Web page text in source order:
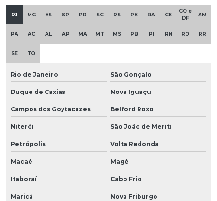
RJ MG ES SP PR SC RS PE BA CE
GO e
DF
AM
PA AC AL AP MA MT MS PB PI RN RO RR
SE TO
Rio de Janeiro São Gonçalo
Duque de Caxias Nova Iguaçu
Campos dos Goytacazes Belford Roxo
Niterói São João de Meriti
Petrópolis Volta Redonda
Macaé Magé
Itaboraí Cabo Frio
Maricá Nova Friburgo